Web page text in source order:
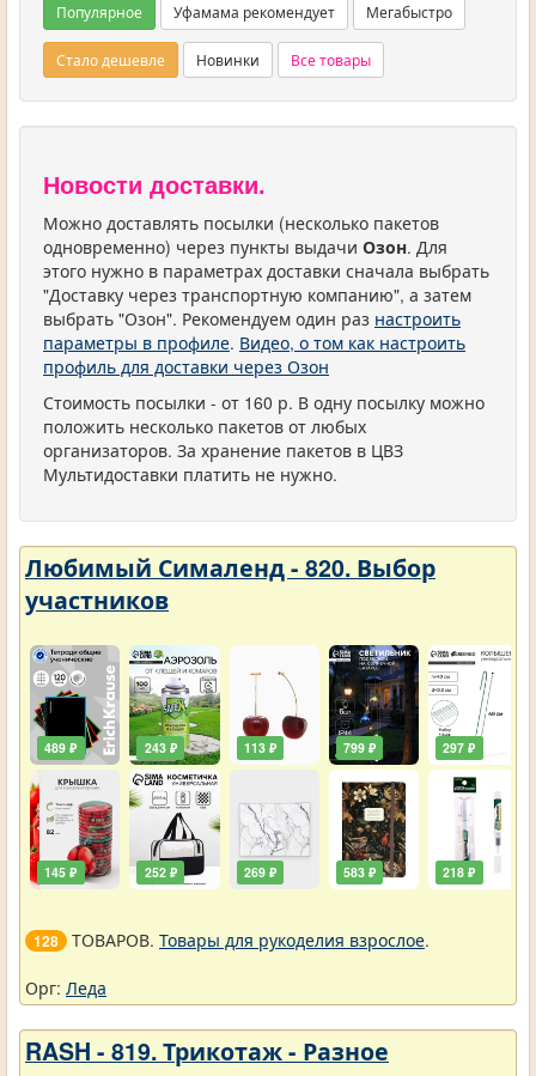
Популярное Уфамама рекомендует Мегабыстро
Стало дешевле Новинки Все товары
Новости доставки.
Можно доставлять посылки (несколько пакетов
одновременно) через пункты выдачи Озон. Для
этого нужно в параметрах доставки сначала выбрать
"Доставку через транспортную компанию", а затем
выбрать "Озон". Рекомендуем один раз настроить
параметры в профиле. Видео, о том как настроить
профиль для доставки через Озон
Стоимость посылки - от 160 р. В одну посылку можно
положить несколько пакетов от любых
организаторов. За хранение пакетов в ЦВЗ
Мультидоставки платить не нужно.
Любимый Сималенд - 820. Выбор
участников
489 ₽
145 ₽
243 ₽
252 ₽
113 ₽
269 ₽
799 ₽
583 ₽
297 ₽
218 ₽
128 ТОВАРОВ. Товары для рукоделия взрослое.
Орг: Леда
RASH - 819. Трикотаж - Разное